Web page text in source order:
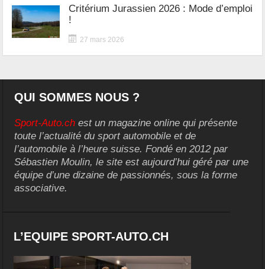
Critérium Jurassien 2026 : Mode d’emploi
!
27 mars 2026
QUI SOMMES NOUS ?
Sport-Auto.ch est un magazine online qui présente
toute l’actualité du sport automobile et de
l’automobile à l’heure suisse. Fondé en 2012 par
Sébastien Moulin, le site est aujourd’hui géré par une
équipe d’une dizaine de passionnés, sous la forme
associative.
L’EQUIPE SPORT-AUTO.CH